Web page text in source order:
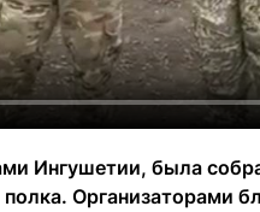
Ингушетии, была
Организаторами